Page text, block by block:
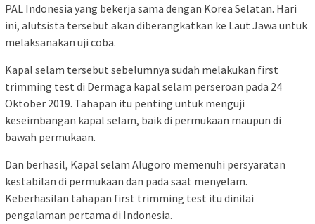
PAL Indonesia yang bekerja sama dengan Korea Selatan. Hari
ini, alutsista tersebut akan diberangkatkan ke Laut Jawa untuk
melaksanakan uji coba.
Kapal selam tersebut sebelumnya sudah melakukan first
trimming test di Dermaga kapal selam perseroan pada 24
Oktober 2019. Tahapan itu penting untuk menguji
keseimbangan kapal selam, baik di permukaan maupun di
bawah permukaan.
Dan berhasil, Kapal selam Alugoro memenuhi persyaratan
kestabilan di permukaan dan pada saat menyelam.
Keberhasilan tahapan first trimming test itu dinilai
pengalaman pertama di Indonesia.